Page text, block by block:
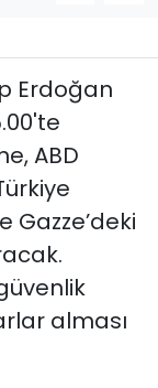
Erdoğan
ABD
Gazze’deki
alması